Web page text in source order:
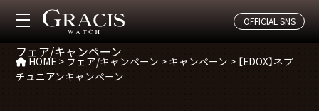
OFFICIAL SNS
CAMPAGIN
フェア/キャンペーン
HOME > フェア/キャンペーン > キャンペーン > 【EDOX】ネプ
チュニアンキャンペーン